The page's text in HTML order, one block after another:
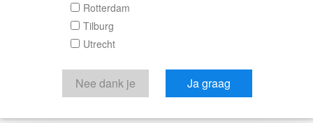
Rotterdam
Tilburg
Utrecht
Nee dank je Ja graag